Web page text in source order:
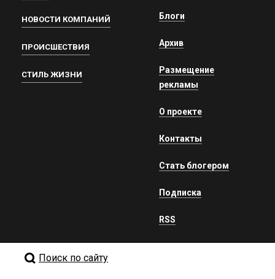
НОВОСТИ КОМПАНИЙ
ПРОИСШЕСТВИЯ
СТИЛЬ ЖИЗНИ
Блоги
Архив
Размещение
рекламы
О проекте
Контакты
Стать блогером
Подписка
RSS
Поиск по сайту